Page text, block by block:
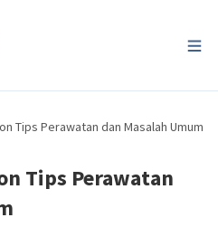
Tips Perawatan dan Masalah Umum
Tips Perawatan